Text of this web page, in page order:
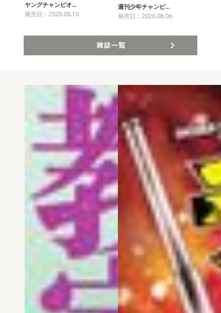
ヤングチャンピオ…
発売日：2026.08.10
週刊少年チャンピ…
発売日：2026.08.06